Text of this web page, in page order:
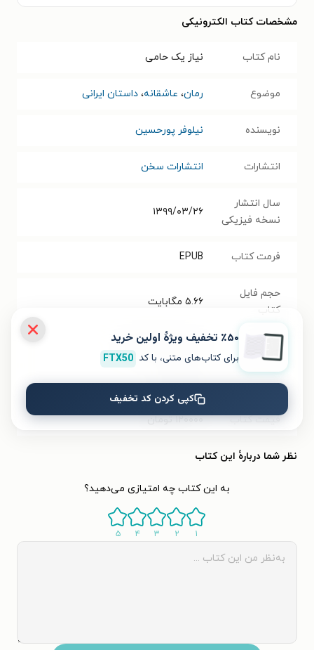
مشخصات کتاب الکترونیکی
نام کتاب نیاز یک حامی
موضوع رمان، عاشقانه، داستان ایرانی
نویسنده نیلوفر پورحسین
انتشارات انتشارات سخن
سال انتشار
نسخه فیزیکی
۱۳۹۹/۰۳/۲۶
فرمت کتاب EPUB
حجم فایل
کتاب
۵.۶۶ مگابایت
۹۷۸-۶۲۲-۲۶۰-۰۱۵-۰
تعداد صفحه‌ها ۷۵۸ صفحه
قیمت کتاب ۱۲۰۰۰۰ تومان
نظر شما دربارهٔ این کتاب
به این کتاب چه امتیازی می‌دهید؟
۱ ۲ ۳ ۴ ۵
٪۵۰ تخفیف ویژۀ اولین خرید
برای کتاب‌های متنی، با کد FTX50
کپی کردن کد تخفیف